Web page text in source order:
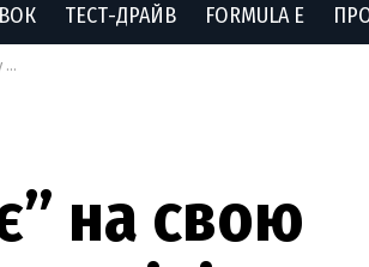
ТЕСТ-ДРАЙВ FORMULA E
на свою